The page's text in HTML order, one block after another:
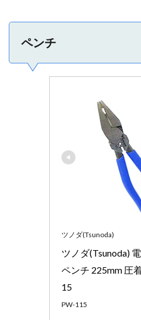
ペンチ
ツノダ(Tsunoda)
ツノダ(Tsunoda)
ペンチ 225mm 圧
15
PW-115